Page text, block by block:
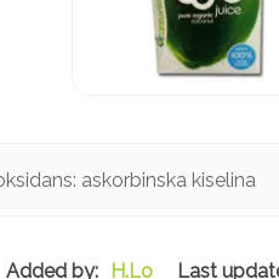
askorbinska kiselina
H.Lo